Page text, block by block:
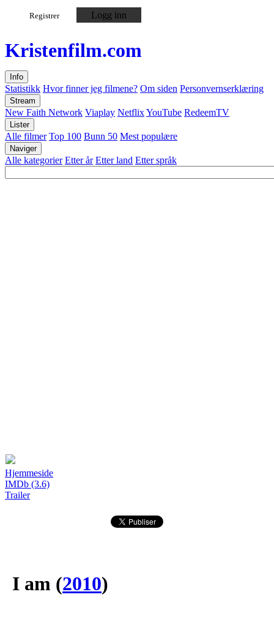
Registrer Logg inn
Kristenfilm.com
Info
Statistikk Hvor finner jeg filmene? Om siden Personvernserklæring
Stream
New Faith Network Viaplay NetflixYouTube RedeemTV
Lister
Alle filmer Top 100 Bunn 50 Mest populære
Naviger
Alle kategorier Etter år Etter land Etter språk
Hjemmeside
IMDb (3.6)
Trailer
I am (2010)